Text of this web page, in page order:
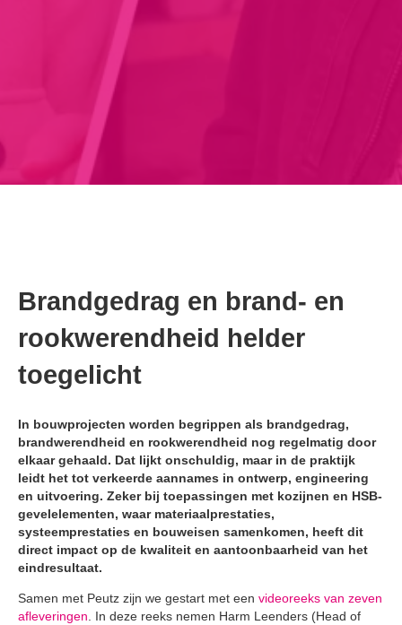
Brandgedrag en brand- en
rookwerendheid helder
toegelicht
In bouwprojecten worden begrippen als brandgedrag,
brandwerendheid en rookwerendheid nog regelmatig door
elkaar gehaald. Dat lijkt onschuldig, maar in de praktijk
leidt het tot verkeerde aannames in ontwerp, engineering
en uitvoering. Zeker bij toepassingen met kozijnen en HSB-
gevelelementen, waar materiaalprestaties,
systeemprestaties en bouweisen samenkomen, heeft dit
direct impact op de kwaliteit en aantoonbaarheid van het
eindresultaat.
Samen met Peutz zijn we gestart met een videoreeks van zeven
afleveringen . In deze reeks nemen Harm Leenders (Head of